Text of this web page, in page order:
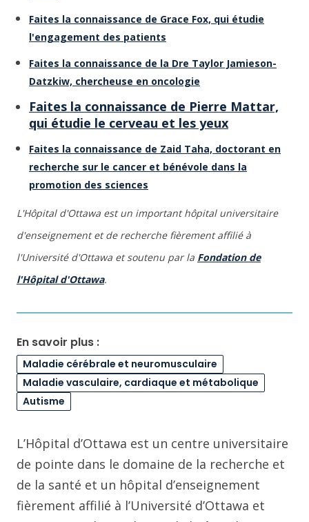
Faites la connaissance de Grace Fox, qui étudie
l'engagement des patients
Faites la connaissance de la Dre Taylor Jamieson-
Datzkiw, chercheuse en oncologie
Faites la connaissance de Pierre Mattar,
qui étudie le cerveau et les yeux
Faites la connaissance de Zaid Taha, doctorant en
recherche sur le cancer et bénévole dans la
promotion des sciences
L'Hôpital d'Ottawa est un important hôpital universitaire
d'enseignement et de recherche fièrement affilié à
l'Université d'Ottawa et soutenu par la Fondation de
l'Hôpital d'Ottawa.
En savoir plus :
Maladie cérébrale et neuromusculaire
Maladie vasculaire, cardiaque et métabolique
Autisme
L’Hôpital d’Ottawa est un centre universitaire
de pointe dans le domaine de la recherche et
de la santé et un hôpital d’enseignement
fièrement affilié à l’Université d’Ottawa et